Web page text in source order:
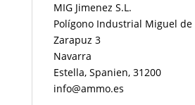
MIG Jimenez S.L.
Polígono Industrial Miguel de
Zarapuz 3
Navarra
Estella, Spanien, 31200
info@ammo.es